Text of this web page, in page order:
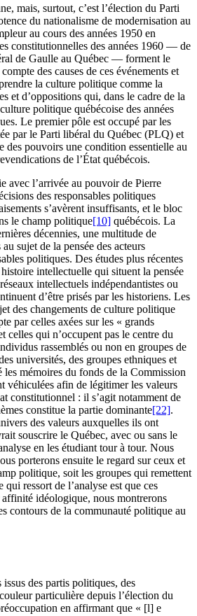
mais, surtout, c’est l’élection du Parti
du nationalisme de modernisation au
au cours des années 1950 en
constitutionnelles des années 1960 — de
de Gaulle au Québec — forment le
des causes de ces événements et
la culture politique comme la
et d’oppositions qui, dans le cadre de la
politique québécoise des années
Le premier pôle est occupé par les
par le Parti libéral du Québec (PLQ) et
des pouvoirs une condition essentielle au
de l’État québécois.
avec l’arrivée au pouvoir de Pierre
des responsables politiques
s’avèrent insuffisants, et le bloc
le champ politique[10] québécois. La
décennies, une multitude de
sujet de la pensée des acteurs
politiques. Des études plus récentes
intellectuelle qui situent la pensée
intellectuels indépendantistes ou
d’être prisés par les historiens. Les
des changements de culture politique
par celles axées sur les « grands
celles qui n’occupent pas le centre du
rassemblés ou non en groupes de
universités, des groupes ethniques et
mémoires du fonds de la Commission
véhiculées afin de légitimer les valeurs
constitutionnel : il s’agit notamment de
constitue la partie dominante[22].
des valeurs auxquelles ils ont
souscrire le Québec, avec ou sans le
en les étudiant tour à tour. Nous
porterons ensuite le regard sur ceux et
politique, soit les groupes qui remettent
ressort de l’analyse est que ces
affinité idéologique, nous montrerons
contours de la communauté politique au
des partis politiques, des
particulière depuis l’élection du
en affirmant que « [l] e